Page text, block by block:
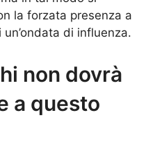
la forzata presenza a
di influenza.
non dovrà
a questo